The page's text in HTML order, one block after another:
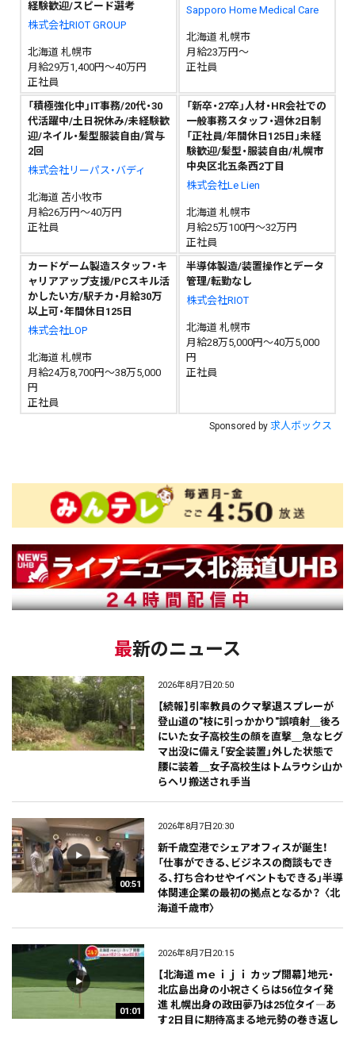
経験歓迎/スピード選考
株式会社RIOT GROUP
北海道 札幌市
月給29万1,400円～40万円
正社員
Sapporo Home Medical Care
北海道 札幌市
月給23万円～
正社員
「積極強化中」IT事務/20代・30
代活躍中/土日祝休み/未経験歓
迎/ネイル・髪型服装自由/賞与
2回
株式会社リーパス・バディ
北海道 苫小牧市
月給26万円～40万円
正社員
「新卒・27卒」人材・HR会社での
一般事務スタッフ・週休2日制
「正社員/年間休日125日」未経
験歓迎/髪型・服装自由/札幌市
中央区北五条西2丁目
株式会社Le Lien
北海道 札幌市
月給25万100円～32万円
正社員
カードゲーム製造スタッフ・キ
ャリアアップ支援/PCスキル活
かしたい方/駅チカ・月給30万
以上可・年間休日125日
株式会社LOP
北海道 札幌市
月給24万8,700円～38万5,000
円
正社員
半導体製造/装置操作とデータ
管理/転勤なし
株式会社RIOT
北海道 札幌市
月給28万5,000円～40万5,000
円
正社員
Sponsored by 求人ボックス
最新のニュース
2026年8月7日20:50
【続報】引率教員のクマ撃退スプレーが
登山道の"枝に引っかかり"誤噴射＿後ろ
にいた女子高校生の顔を直撃＿急なヒグ
マ出没に備え「安全装置」外した状態で
腰に装着＿女子高校生はトムラウシ山か
らヘリ搬送され手当
00:51
2026年8月7日20:30
新千歳空港でシェアオフィスが誕生！
「仕事ができる、ビジネスの商談もでき
る、打ち合わせやイベントもできる」半導
体関連企業の最初の拠点となるか？ 〈北
海道千歳市〉
01:01
2026年8月7日20:15
【北海道 ｍｅｉｊｉ カップ開幕】地元・
北広島出身の小祝さくらは56位タイ発
進 札幌出身の政田夢乃は25位タイ―あ
す2日目に期待高まる地元勢の巻き返し